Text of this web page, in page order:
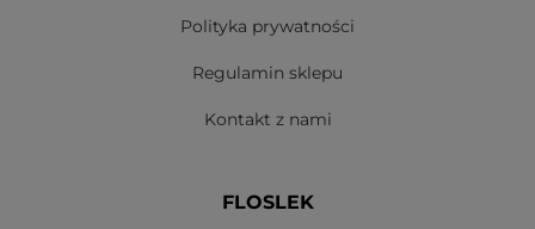
Polityka prywatności
Regulamin sklepu
Kontakt z nami
FLOSLEK